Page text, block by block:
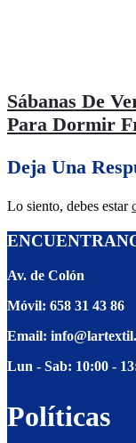
Sábanas De
Para Dormir
Deja Una
Lo siento, debes estar
şans
vidobet
vidobet
vidobet
giriş
|
vidobet
casinolevant
casinolevant
casinolevant
vidobet
şans
casinolevant
casino
şans
giriş
|
casino
casino
casino
boostaro
casinolevant
şans
giriş
|
casinolevant
şanscasino
vidobet
vidobet
levant
galyabet
gorabet
gorabet
gorabet
vidobet
galyabet
gorabet
gorabet
nigeria
sports
Av. de Colón
Móvil: 658 31 43 86
Email:
Lun - Sab: 10:00 -
Políticas